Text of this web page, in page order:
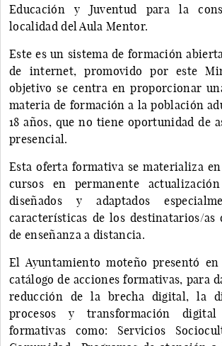
Educación y Juventud para la
localidad del Aula Mentor.
Este es un sistema de formación
de internet, promovido por este
objetivo se centra en proporcionar
materia de formación a la población
18 años, que no tiene oportunidad de
presencial.
Esta oferta formativa se materializa
cursos en permanente
diseñados y adaptados
características de los destinatarios/as
de enseñanza a distancia.
El Ayuntamiento moteño presentó
catálogo de acciones formativas, para
reducción de la brecha digital, la
procesos y transformación
formativas como: Servicios